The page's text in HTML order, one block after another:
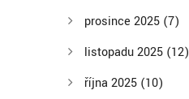
prosince 2025 (7)
listopadu 2025 (12)
října 2025 (10)